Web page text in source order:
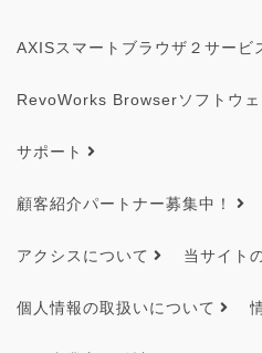
AXISスマートブラウザ２サービ
RevoWorks Browserソフトウェ
サポート
顧客紹介パートナー募集中！
アクシスについて 当サイト
個人情報の取扱いについて